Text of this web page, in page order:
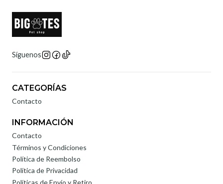
Síguenos
CATEGORÍAS
Contacto
INFORMACIÓN
Contacto
Términos y Condiciones
Política de Reembolso
Política de Privacidad
Políticas de Envío y Retiro